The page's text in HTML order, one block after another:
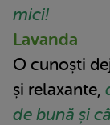
mici!
Lavanda
O cunoști
și relaxante,
de bună și